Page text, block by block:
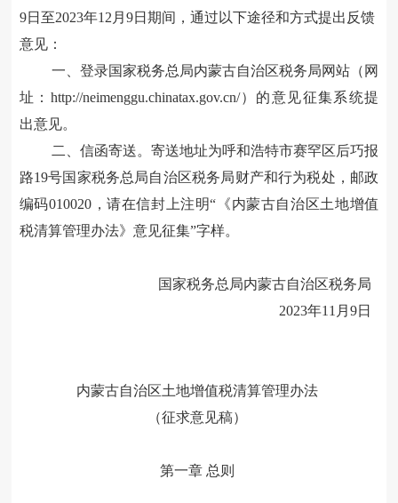
9日至2023年12 月 9日期间，通过以下途径和方式提出反馈
意见：
一、登录国家税务总局内蒙古自治区税务局网站（网
址：http://neimenggu.chinatax.gov.cn/）的意见征集系统提
出意见。
二、信函寄送。寄送地址为呼和浩特市赛罕区后巧报
路19号国家税务总局自治区税务局财产和行为税处，邮政
编码010020，请在信封上注明“《内蒙古自治区土地增值
税清算管理办法》意见征集”字样。
国家税务总局内蒙古自治区税务局
2023年11 月9日
内蒙古自治区土地增值税清算管理办法
（征求意见稿）
第一章 总则